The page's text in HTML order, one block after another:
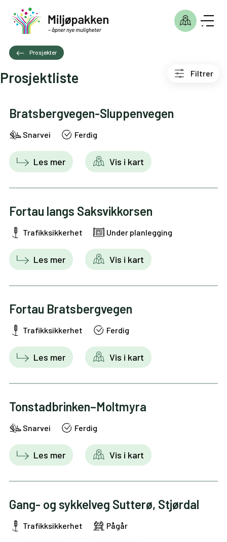
Prosjekter
Prosjektliste Filtrer
Bratsbergvegen-Sluppenvegen
Snarvei Ferdig
Les mer Vis i kart
Fortau langs Saksvikkorsen
Trafikksikkerhet Under planlegging
Les mer Vis i kart
Fortau Bratsbergvegen
Trafikksikkerhet Ferdig
Les mer Vis i kart
Tonstadbrinken–Moltmyra
Snarvei Ferdig
Les mer Vis i kart
Gang- og sykkelveg Sutterø, Stjørdal
Trafikksikkerhet Pågår